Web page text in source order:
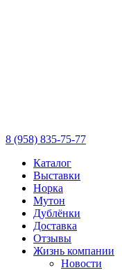
8 (958) 835-75-77
Каталог
Выставки
Норка
Мутон
Дублёнки
Доставка
Отзывы
Жизнь компании
Новости